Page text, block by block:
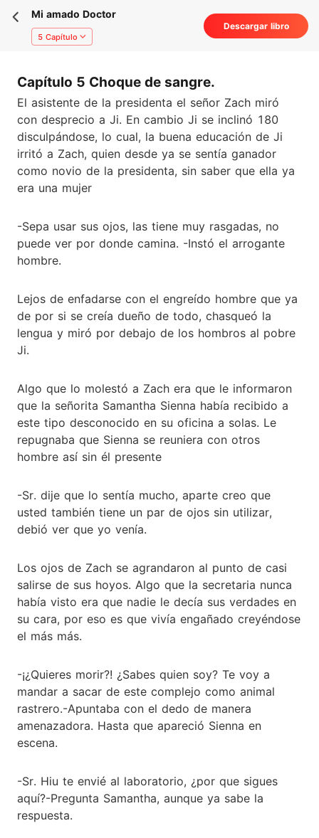
Mi amado Doctor
5 Capítulo
Descargar libro
Capítulo 5 Choque de sangre.
El asistente de la presidenta el señor Zach miró
con desprecio a Ji. En cambio Ji se inclinó 180
disculpándose, lo cual, la buena educación de Ji
irritó a Zach, quien desde ya se sentía ganador
como novio de la presidenta, sin saber que ella ya
era una mujer
-Sepa usar sus ojos, las tiene muy rasgadas, no
puede ver por donde camina. -Instó el arrogante
hombre.
Lejos de enfadarse con el engreído hombre que ya
de por si se creía dueño de todo, chasqueó la
lengua y miró por debajo de los hombros al pobre
Ji.
Algo que lo molestó a Zach era que le informaron
que la señorita Samantha Sienna había recibido a
este tipo desconocido en su oficina a solas. Le
repugnaba que Sienna se reuniera con otros
hombre así sin él presente
-Sr. dije que lo sentía mucho, aparte creo que
usted también tiene un par de ojos sin utilizar,
debió ver que yo venía.
Los ojos de Zach se agrandaron al punto de casi
salirse de sus hoyos. Algo que la secretaria nunca
había visto era que nadie le decía sus verdades en
su cara, por eso es que vivía engañado creyéndose
el más más.
-¡¿Quieres morir?! ¿Sabes quien soy? Te voy a
mandar a sacar de este complejo como animal
rastrero.-Apuntaba con el dedo de manera
amenazadora. Hasta que apareció Sienna en
escena.
-Sr. Hiu te envié al laboratorio, ¿por que sigues
aquí?-Pregunta Samantha, aunque ya sabe la
respuesta.